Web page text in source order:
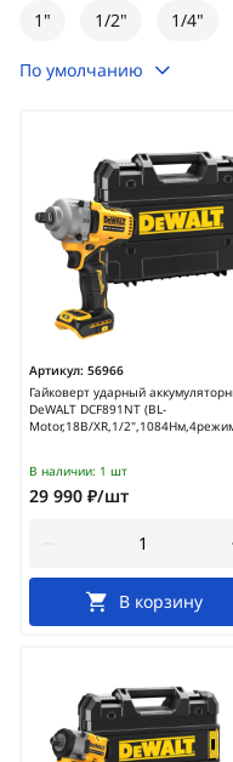
1" 1/2" 1/4"
По умолчанию
Артикул: 56966
Гайковерт ударный
DeWALT DCF891NT (BL-
Motor,18В/XR,1/
В наличии: 1 шт
29 990 ₽/шт
В корзину